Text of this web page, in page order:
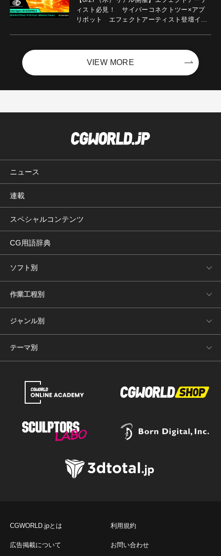
ィスト必見！ サイバーコネクトツー×アプ
リボット エフェクトアーティスト登壇イベ
VIEW MORE
ニュース
連載
スペシャルコンテンツ
CG用語辞典
ソフト別
作業工程別
ジャンル別
テーマ別
CGWORLD.jpとは 利用規約
広告掲載について お問い合わせ